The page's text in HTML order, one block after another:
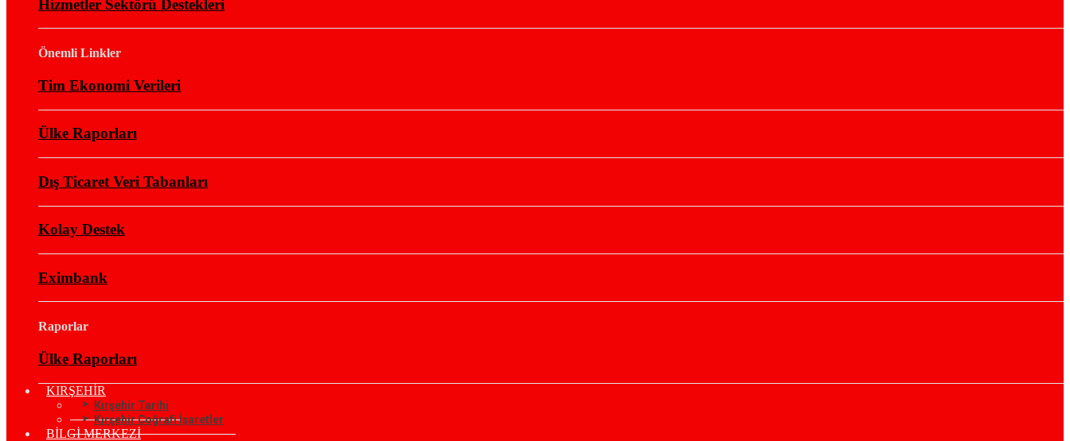
Hizmetler Sektörü Destekleri
Önemli Linkler
Tim Ekonomi Verileri
Ülke Raporları
Dış Ticaret Veri Tabanları
Kolay Destek
Eximbank
Raporlar
Ülke Raporları
KIRŞEHİR
Kırşehir Tarihi
Kırşehir Coğrafi İşaretler
BİLGİ MERKEZİ